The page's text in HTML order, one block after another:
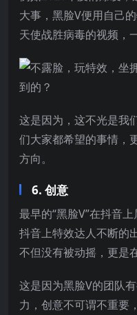
大事，黑脸V便用自己
天使战胜病毒的视频，
这是因为，这不光是我
们大家都希望的事情，
方向。
6. 创意
最早的“黑脸V”在抖音
抖音上特效达人不断的
不但没有被动摇，更是
这是因为黑脸V的团队
力，创意不可谓不重要